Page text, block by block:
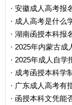
· 安徽成人高考报
· 成人高考是什么
· 湖南函授本科报
· 2025年内蒙古成
· 2025年成人自学
· 成考函授本科学
· 广东成人高考有
· 函授本科文凭能